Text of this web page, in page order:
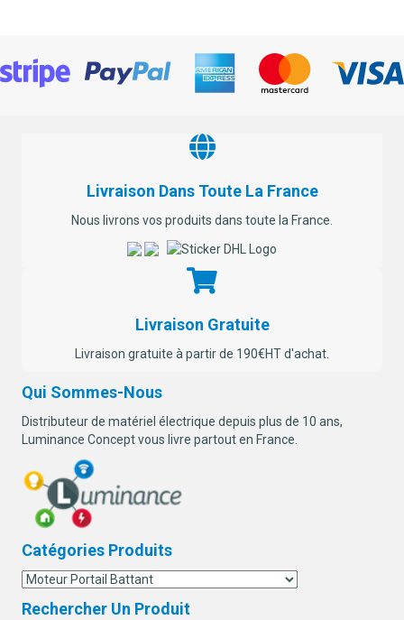
Livraison Dans Toute La France
Nous livrons vos produits dans toute la France.
Livraison Gratuite
Livraison gratuite à partir de 190€HT d'achat.
Qui Sommes-Nous
Distributeur de matériel électrique depuis plus de 10 ans,
Luminance Concept vous livre partout en France.
Catégories Produits
Rechercher Un Produit